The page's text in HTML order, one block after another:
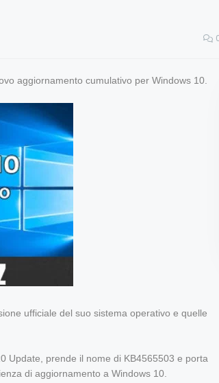
aggiornamento cumulativo per Windows 10.
ufficiale del suo sistema operativo e quelle
Update, prende il nome di KB4565503 e porta
di aggiornamento a Windows 10.